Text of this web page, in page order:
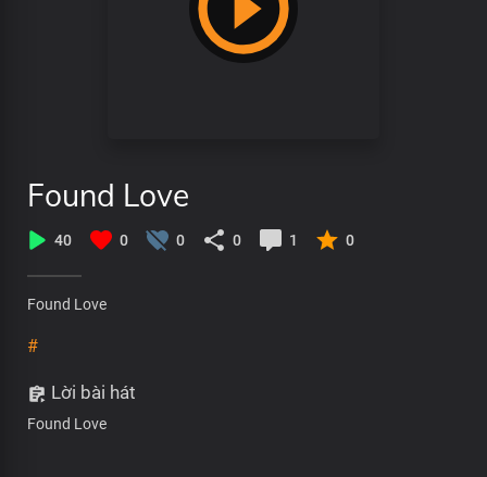
Found Love
40 0 0 0 1 0
Found Love
#
Lời bài hát
Found Love